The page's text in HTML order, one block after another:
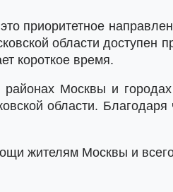
приоритетное
области доступен
короткое время.
Москвы и
области.
жителям Москвы и